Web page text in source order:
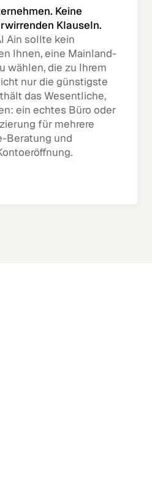
Keine
Klauseln.
Ain sollte kein
Ihnen, eine Mainland-
wählen, die zu Ihrem
nur die günstigste
das Wesentliche,
ein echtes Büro oder
für mehrere
Beratung und